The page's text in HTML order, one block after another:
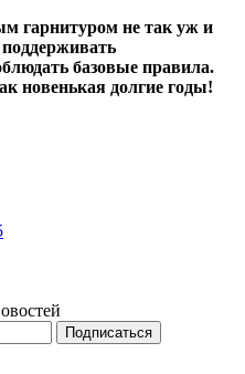
гарнитуром не так уж и
базовые правила.
новенькая долгие годы!
Подписаться